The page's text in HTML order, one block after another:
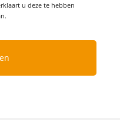
u deze te hebben